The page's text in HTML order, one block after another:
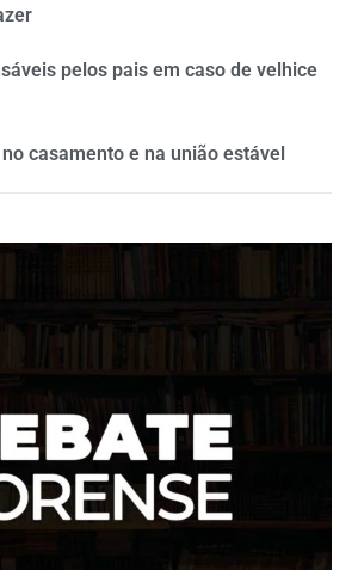
pelos pais em caso de velhice
casamento e na união estável